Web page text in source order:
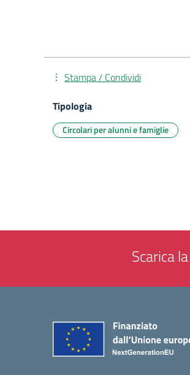
Stampa / Condividi
Tipologia
Circolari per alunni e famiglie
Scarica